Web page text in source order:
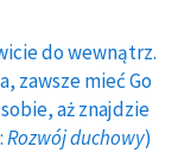
do wewnątrz.
zawsze mieć Go
aż znajdzie
Rozwój duchowy)